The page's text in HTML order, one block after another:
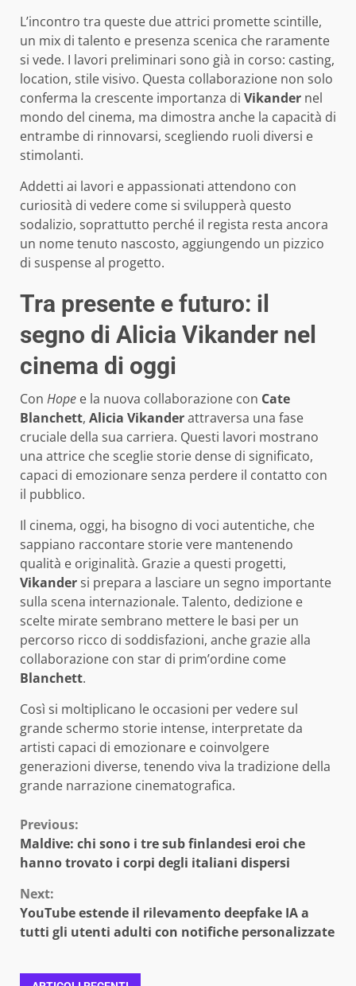
L’incontro tra queste due attrici promette scintille,
un mix di talento e presenza scenica che raramente
si vede. I lavori preliminari sono già in corso: casting,
location, stile visivo. Questa collaborazione non solo
conferma la crescente importanza di Vikander nel
mondo del cinema, ma dimostra anche la capacità di
entrambe di rinnovarsi, scegliendo ruoli diversi e
stimolanti.
Addetti ai lavori e appassionati attendono con
curiosità di vedere come si svilupperà questo
sodalizio, soprattutto perché il regista resta ancora
un nome tenuto nascosto, aggiungendo un pizzico
di suspense al progetto.
Tra presente e futuro: il
segno di Alicia Vikander nel
cinema di oggi
Con Hope e la nuova collaborazione con Cate
Blanchett, Alicia Vikanderattraversa una fase
cruciale della sua carriera. Questi lavori mostrano
una attrice che sceglie storie dense di significato,
capaci di emozionare senza perdere il contatto con
il pubblico.
Il cinema, oggi, ha bisogno di voci autentiche, che
sappiano raccontare storie vere mantenendo
qualità e originalità. Grazie a questi progetti,
Vikandersi prepara a lasciare un segno importante
sulla scena internazionale. Talento, dedizione e
scelte mirate sembrano mettere le basi per un
percorso ricco di soddisfazioni, anche grazie alla
collaborazione con star di prim’ordine come
Blanchett.
Così si moltiplicano le occasioni per vedere sul
grande schermo storie intense, interpretate da
artisti capaci di emozionare e coinvolgere
generazioni diverse, tenendo viva la tradizione della
grande narrazione cinematografica.
Continue
Reading
Previous:
Maldive: chi sono i tre sub finlandesi eroi che
hanno trovato i corpi degli italiani dispersi
Next:
YouTube estende il rilevamento deepfake IA a
tutti gli utenti adulti con notifiche personalizzate